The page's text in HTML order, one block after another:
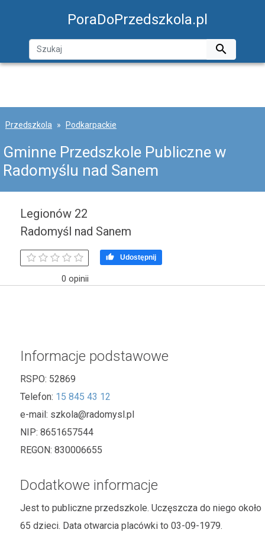
PoraDoPrzedszkola.pl

Przedszkola Podkarpackie
Gminne Przedszkole Publiczne w
Radomyślu nad Sanem
Legionów 22
Radomyśl nad Sanem
0 opinii
 Udostępnij
Informacje podstawowe
RSPO: 52869
Telefon: 15 845 43 12
e-mail: szkola@radomysl.pl
NIP: 8651657544
REGON: 830006655
Dodatkowe informacje
Jest to publiczne przedszkole. Uczęszcza do niego około
65 dzieci. Data otwarcia placówki to 03-09-1979.